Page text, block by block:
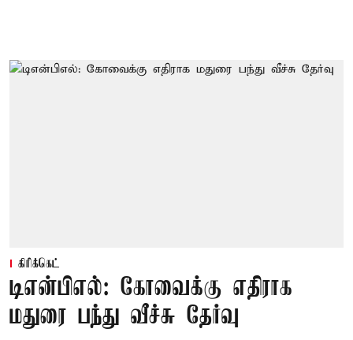
கிரிக்கெட்
டிஎன்பிஎல்: கோவைக்கு எதிராக
மதுரை பந்து வீச்சு தேர்வு